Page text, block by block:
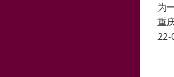
为
重
22-